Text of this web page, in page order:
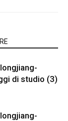
di studio (3)